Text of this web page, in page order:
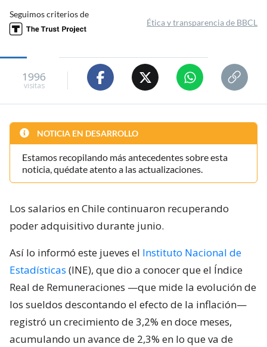
Seguimos criterios de
Ética y transparencia de BBCL
1996
visitas
NOTICIA EN DESARROLLO
Estamos recopilando más antecedentes sobre esta
noticia, quédate atento a las actualizaciones.
Los salarios en Chile continuaron recuperando
poder adquisitivo durante junio.
Así lo informó este jueves el Instituto Nacional de
Estadísticas (INE), que dio a conocer que el Índice
Real de Remuneraciones —que mide la evolución de
los sueldos descontando el efecto de la inflación—
registró un crecimiento de 3,2% en doce meses,
acumulando un avance de 2,3% en lo que va de